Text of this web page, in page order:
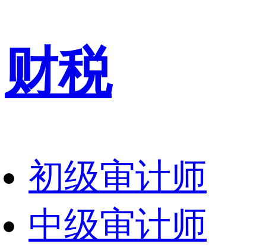
财税
初级审计师
中级审计师